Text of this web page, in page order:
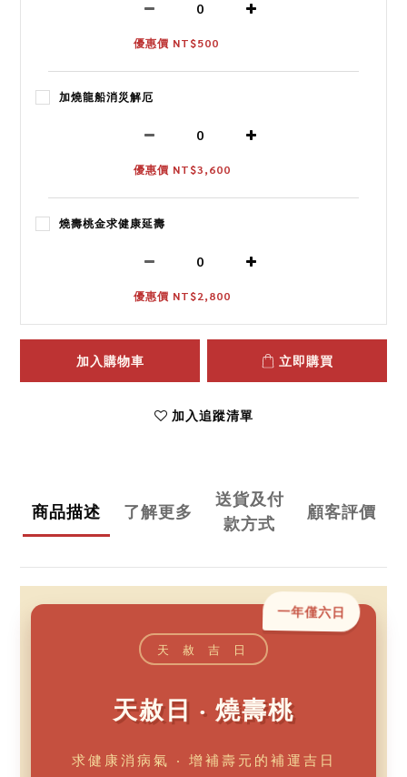
優惠價 NT$500
加燒龍船消災解厄
優惠價 NT$3,600
燒壽桃金求健康延壽
優惠價 NT$2,800
加入購物車 立即購買
加入追蹤清單
商品描述 了解更多
送貨及付
款方式
顧客評價
一年僅六日
天 赦 吉 日
天赦日 ‧ 燒壽桃
求健康消病氣 ‧ 增補壽元的補運吉日